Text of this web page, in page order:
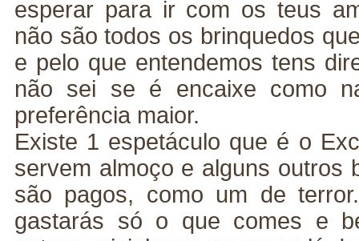
esperar para ir com os teus
não são todos os brinquedos
e pelo que entendemos tens
não sei se é encaixe como
preferência maior.
Existe 1 espetáculo que é o
servem almoço e alguns outros
são pagos, como um de
gastarás só o que comes e